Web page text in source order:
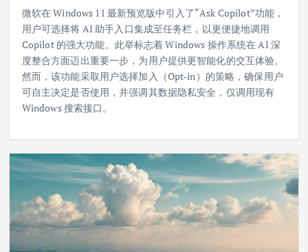
微软在 Windows 11 最新预览版中引入了“Ask Copilot”功能，
用户可选择将 AI 助手入口集成至任务栏，以更便捷地调用
Copilot 的强大功能。此举标志着 Windows 操作系统在 AI 深
度整合方面迈出重要一步，为用户提供更智能化的交互体验。
然而，该功能采取用户选择加入（Opt-in）的策略，确保用户
可自主决定是否使用，并强调其数据隐私安全，仅调用现有
Windows 搜索接口。